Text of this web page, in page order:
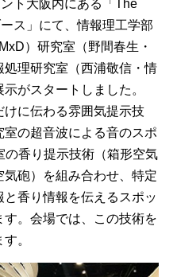
ト大阪内にある「The
ス」にて、情報理工学部
）研究室（野間春生・
理研究室（西浦敬信・情
がスタートしました。
に伝わる雰囲気提示技
の超音波による音のスポ
の香り提示技術（箱形空気
砲）を組み合わせ、特定
香り情報を伝えるスポッ
。会場では、この技術を
。